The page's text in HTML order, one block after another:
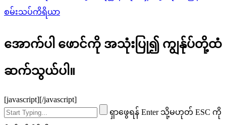
စမ်းသပ်ကိရိယာ
အောက်ပါ ဖောင်ကို အသုံးပြု၍ ကျွန်ုပ်တို့ထံ
ဆက်သွယ်ပါ။
[javascript] [/javascript]
ရှာဖွေရန် Enter သို့မဟုတ် ESC ကို